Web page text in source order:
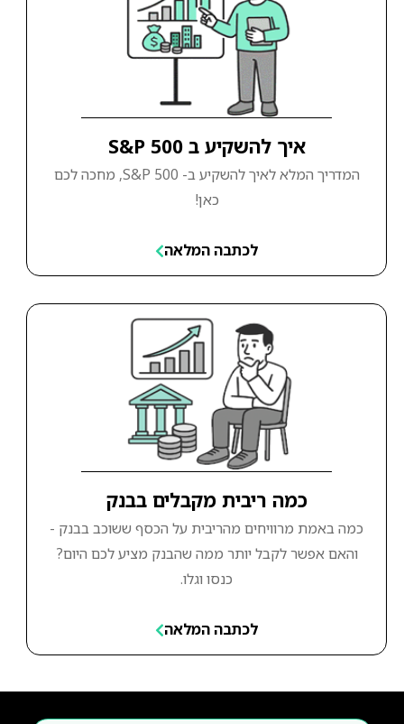
איך להשקיע ב S&P 500
המדריך המלא לאיך להשקיע ב- S&P 500, מחכה לכם
כאן!
לכתבה המלאה
כמה ריבית מקבלים בבנק
כמה באמת מרוויחים מהריבית על הכסף ששוכב בבנק -
והאם אפשר לקבל יותר ממה שהבנק מציע לכם היום?
כנסו וגלו.
לכתבה המלאה